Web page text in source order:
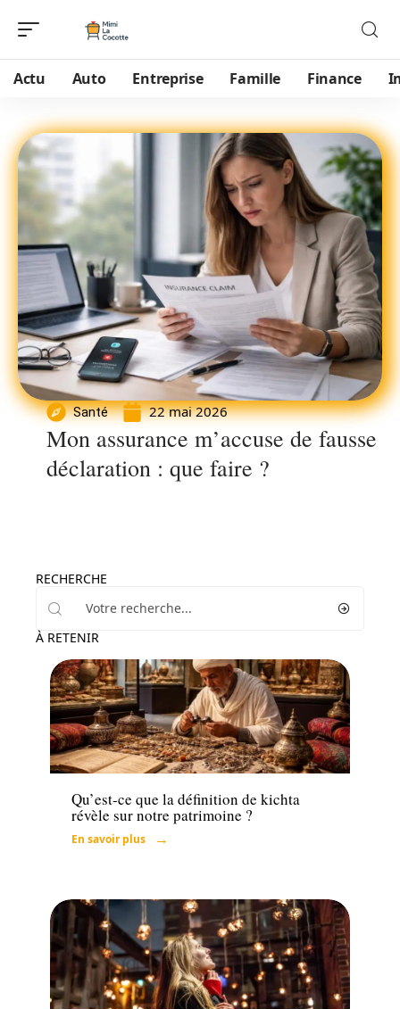
Actu Auto Entreprise Famille Finance
Santé 22 mai 2026
Mon assurance m’accuse de fausse
déclaration : que faire ?
RECHERCHE
À RETENIR
Famille
Qu’est-ce que la définition de kichta
révèle sur notre patrimoine ?
En savoir plus
Santé